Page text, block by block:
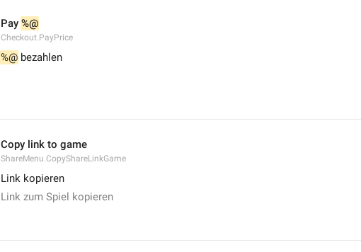
Pay %@
Checkout.PayPrice
%@ bezahlen
Copy link to game
ShareMenu.CopyShareLinkGame
Link kopieren
Link zum Spiel kopieren